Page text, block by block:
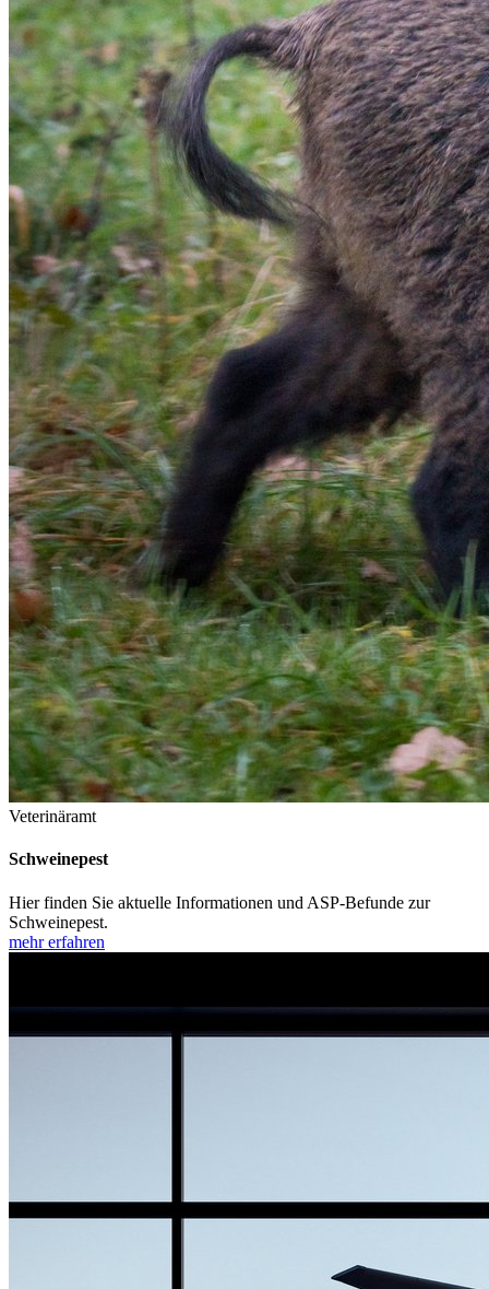
Veterinäramt
Schweinepest
Hier finden Sie aktuelle Informationen und ASP-Befunde zur
Schweinepest.
mehr erfahren